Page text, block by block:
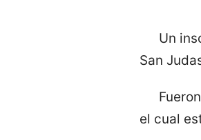
Un
San
el cual